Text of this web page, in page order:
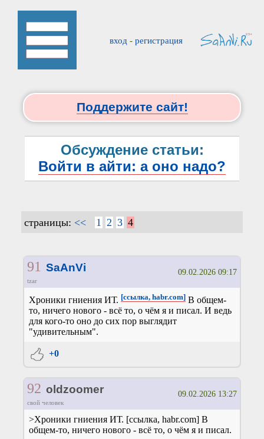
вход - регистрация
Поддержите сайт!
Обсуждение статьи:
Войти в айти: а оно надо?
страницы: << 1 2 3 4
91 SaAnVi
tzar
09.02.2026 09:17
Хроники гниения ИТ. [ссылка, habr.com] В общем-
то, ничего нового - всё то, о чём я и писал. И ведь
для кого-то оно до сих пор выглядит
"удивительным".
+0
92 oldzoomer
свой человек
09.02.2026 13:27
>Хроники гниения ИТ. [ссылка, habr.com] В
общем-то, ничего нового - всё то, о чём я и писал.